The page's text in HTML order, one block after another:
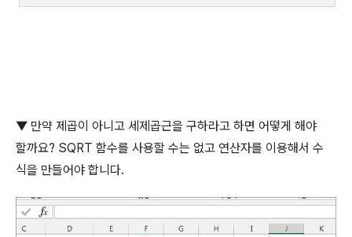
▼ 만약 제곱이 아니고 세제곱근을 구하라고 하면 어떻게 해야
할까요? SQRT 함수를 사용할 수는 없고 연산자를 이용해서 수
식을 만들어야 합니다.